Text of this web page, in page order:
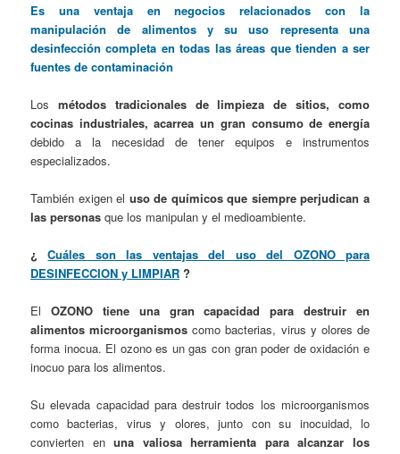
Es una ventaja en negocios relacionados con la
manipulación de alimentos y su uso representa una
desinfección completa en todas las áreas que tienden a ser
fuentes de contaminación
Los métodos tradicionales de limpieza de sitios, como
cocinas industriales, acarrea un gran consumo de energía
debido a la necesidad de tener equipos e instrumentos
especializados.
También exigen el uso de químicos que siempre perjudican a
las personas que los manipulan y el medioambiente.
¿Cuáles son las ventajas del uso del OZONO para
DESINFECCION y LIMPIAR ?
El OZONO tiene una gran capacidad para destruir en
alimentos microorganismos como bacterias, virus y olores de
forma inocua. El ozono es un gas con gran poder de oxidación e
inocuo para los alimentos.
Su elevada capacidad para destruir todos los microorganismos
como bacterias, virus y olores, junto con su inocuidad, lo
convierten enuna valiosa herramienta para alcanzar los